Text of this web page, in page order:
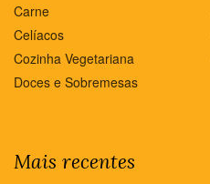
Carne
Celíacos
Cozinha Vegetariana
Doces e Sobremesas
Mais recentes